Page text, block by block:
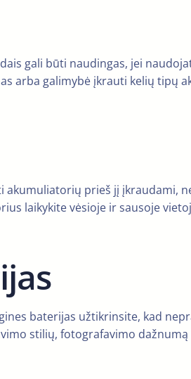
gali būti naudingas, jei
arba galimybė įkrauti kelių tipų
prieš jį įkraudami,
laikykite vėsioje ir sausoje
baterijas užtikrinsite, kad
stilių, fotografavimo